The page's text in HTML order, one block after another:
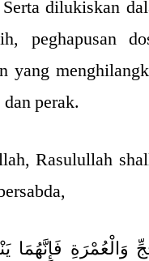
dilukiskan
peghapusan
yang
perak.
Rasulullah
وَالْعُمْرَةِ فَإِنَّهُمَا